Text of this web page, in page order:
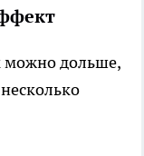
можно дольше,